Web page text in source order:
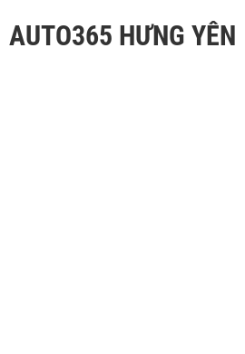
AUTO365 HƯNG YÊN